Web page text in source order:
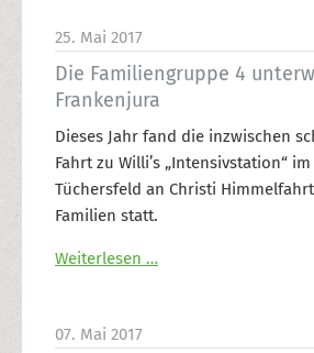
25. Mai 2017
Die Familiengruppe 4
Frankenjura
Dieses Jahr fand die inzwischen
Fahrt zu Willi’s „Intensivstation“
Tüchersfeld an Christi
Familien statt.
Weiterlesen …
07. Mai 2017